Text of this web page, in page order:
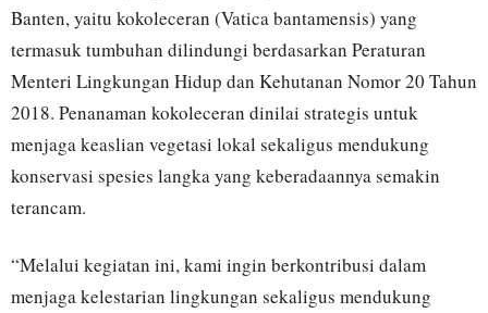
Banten, yaitu kokoleceran (Vatica bantamensis) yang
termasuk tumbuhan dilindungi berdasarkan Peraturan
Menteri Lingkungan Hidup dan Kehutanan Nomor 20 Tahun
2018. Penanaman kokoleceran dinilai strategis untuk
menjaga keaslian vegetasi lokal sekaligus mendukung
konservasi spesies langka yang keberadaannya semakin
terancam.
“Melalui kegiatan ini, kami ingin berkontribusi dalam
menjaga kelestarian lingkungan sekaligus mendukung